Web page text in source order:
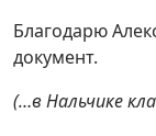
Благодарю
документ.
(…в Нальчике